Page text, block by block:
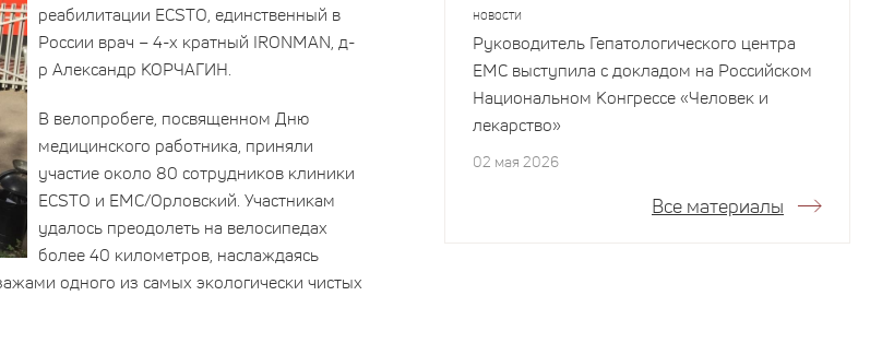
реабилитации ECSTO, единственный в
России врач – 4-х кратный IRONMAN, д-
р Александр КОРЧАГИН.
В велопробеге, посвященном Дню
медицинского работника, приняли
участие около 80 сотрудников клиники
ECSTO и EMC/Орловский. Участникам
удалось преодолеть на велосипедах
более 40 километров, наслаждаясь
одного из самых экологически чистых
НОВОСТИ
Руководитель Гепатологического центра
EMC выступила с докладом на Российском
Национальном Конгрессе «Человек и
лекарство»
02 мая 2026
Все материалы